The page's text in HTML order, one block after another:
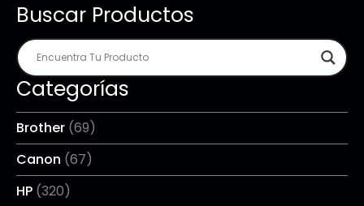
Buscar Productos
Categorías
Brother (69)
Canon (67)
HP (320)